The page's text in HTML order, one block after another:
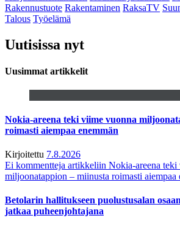
Rakennustuote Rakentaminen RaksaTV
Talous Työelämä
Uutisissa nyt
Uusimmat artikkelit
Nokia-areena teki viime vuonna
roimasti aiempaa enemmän
Kirjoitettu 7.8.2026
Ei kommentteja artikkeliin Nokia-areena teki
miljoonatappion – miinusta roimasti aiempaa
Betolarin hallitukseen puolustusalan
jatkaa puheenjohtajana